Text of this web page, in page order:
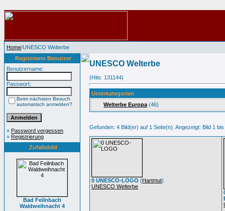
Home/UNESCO Welterbe
Registrierte Benutzer
Benutzername:
Passwort:
Beim nächsten Besuch
automatisch anmelden?
» Password vergessen
» Registrierung
Zufallsbild
Bad Feilnbach
Waldweihnacht 4
UNESCO Welterbe
(Hits: 131144)
Unterkategorien
Welterbe Europa (46)
Gefunden: 4 Bild(er) auf 1 Seite(n). Angezeigt: Bild 1 bis
0 UNESCO-LOGO (Hartmut)
UNESCO Welterbe